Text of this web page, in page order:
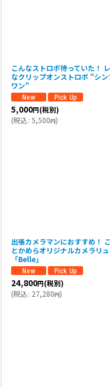
こんなストロボ待っていた！
なクリップオンストロボ "シン
ワン"
5,000円(税別)
(税込: 5,500円)
出張カメラマンにおすすめ！
とかめらオリジナルカメラリ
「Belle」
24,800円(税別)
(税込: 27,280円)